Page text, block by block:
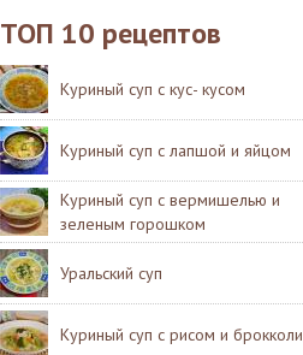
ТОП 10 рецептов
Куриный суп с кус- кусом
Куриный суп с лапшой и яйцом
Куриный суп с вермишелью и
зеленым горошком
Уральский суп
Куриный суп с рисом и брокколи